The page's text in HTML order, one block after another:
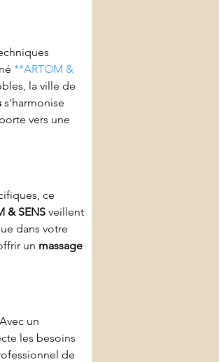
**ARTOM &
la ville de
s'harmonise
vers une
ce
& SENS veillent
dans votre
un massage
un
les besoins
de